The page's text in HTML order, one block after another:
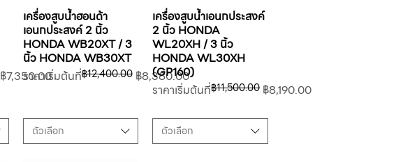
฿7,350.00
เครื่องสูบน้ำฮอนด้า
เอนกประสงค์ 2 นิ้ว
HONDA WB20XT / 3
นิ้ว HONDA WB30XT
ราคาเริ่มต้นที่
ราคาปกติ ฿12,400.00 ฿8,380.00
ราคาขายลด
ตัวเลือก
เครื่องสูบน้ำเอนกประสงค์
2 นิ้ว HONDA
WL20XH / 3 นิ้ว
HONDA WL30XH
(GP160)
ราคาเริ่มต้นที่
ราคาปกติ ฿11,500.00 ฿8,190.00
ราคาขายลด
ตัวเลือก